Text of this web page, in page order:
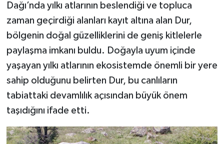
Dağı’nda yılkı atlarının beslendiği ve topluca
zaman geçirdiği alanları kayıt altına alan Dur,
bölgenin doğal güzelliklerini de geniş kitlelerle
paylaşma imkanı buldu. Doğayla uyum içinde
yaşayan yılkı atlarının ekosistemde önemli bir yere
sahip olduğunu belirten Dur, bu canlıların
tabiattaki devamlılık açısından büyük önem
taşıdığını ifade etti.